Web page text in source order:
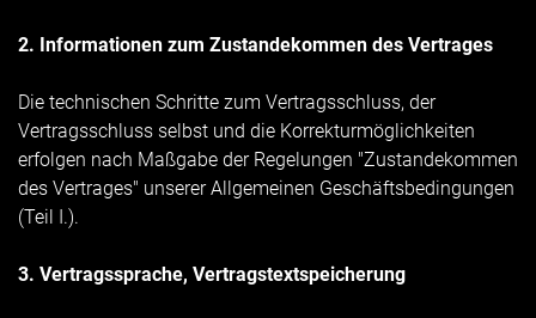
2. Informationen zum Zustandekommen des Vertrages
Die technischen Schritte zum Vertragsschluss, der
Vertragsschluss selbst und die Korrekturmöglichkeiten
erfolgen nach Maßgabe der Regelungen "Zustandekommen
des Vertrages" unserer Allgemeinen Geschäftsbedingungen
(Teil I.).
3. Vertragssprache, Vertragstextspeicherung